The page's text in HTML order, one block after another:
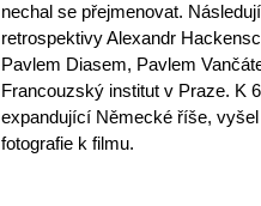
nechal se přejmenovat.
retrospektivy Alexandr
Pavlem Diasem, Pavlem
Francouzský institut v Praze. K
expandující Německé říše,
fotografie k filmu.